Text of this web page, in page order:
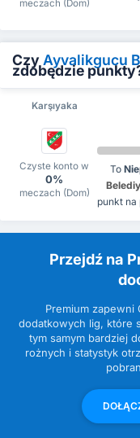
meczach (Dom)
CzyAyvalikgucu
zdobędzie
Karşıyaka
Czyste konto w
0%
meczach (Dom)
To
punkt na
Przejdź na
Premium zapewni
dodatkowych lig, które
tym samym bardziej
rożnych i statystyk